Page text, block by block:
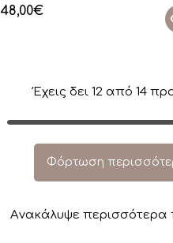
48,00€
Έχεις δει 12από 14
Φόρτωση
Aνακάλυψε περισσότερα